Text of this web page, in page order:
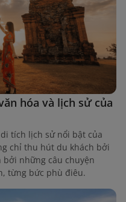
hóa và lịch sử của
tích lịch sử nổi bật của
chỉ thu hút du khách bởi
bởi những câu chuyện
từng bức phù điêu.